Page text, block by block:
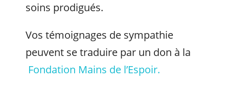
soins prodigués.
Vos témoignages de sympathie
peuvent se traduire par un don à la
Fondation Mains de l’Espoir.